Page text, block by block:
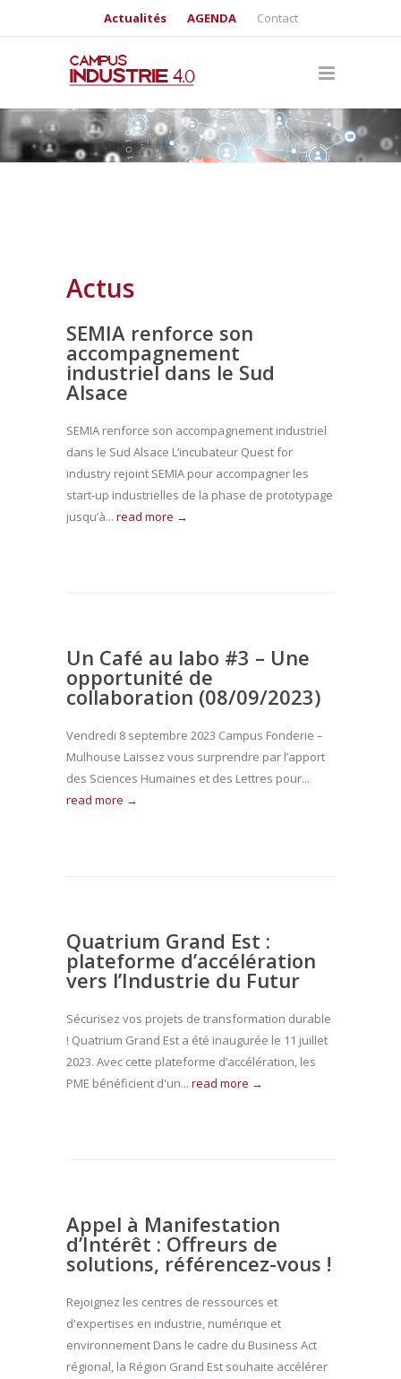
Actualités AGENDA Contact
Actus
SEMIA renforce son
accompagnement
industriel dans le Sud
Alsace
SEMIA renforce son accompagnement industriel
dans le Sud Alsace L’incubateur Quest for
industry rejoint SEMIA pour accompagner les
start-up industrielles de la phase de prototypage
jusqu’à... read more →
Un Café au labo #3 – Une
opportunité de
collaboration (08/09/2023)
Vendredi 8 septembre 2023 Campus Fonderie –
Mulhouse Laissez vous surprendre par l’apport
des Sciences Humaines et des Lettres pour...
read more →
Quatrium Grand Est :
plateforme d’accélération
vers l’Industrie du Futur
Sécurisez vos projets de transformation durable
! Quatrium Grand Est a été inaugurée le 11 juillet
2023. Avec cette plateforme d’accélération, les
PME bénéficient d'un... read more →
Appel à Manifestation
d’Intérêt : Offreurs de
solutions, référencez-vous !
Rejoignez les centres de ressources et
d'expertises en industrie, numérique et
environnement Dans le cadre du Business Act
régional, la Région Grand Est souhaite accélérer